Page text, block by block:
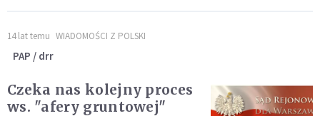
14 lat temu WIADOMOŚCI Z POLSKI
PAP / drr
Czeka nas kolejny proces
ws. "afery gruntowej"